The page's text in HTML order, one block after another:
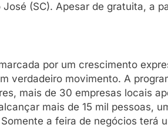
(SC). Apesar de gratuita, a
por um crescimento
verdadeiro movimento. A
mais de 30 empresas locais
mais de 15 mil pessoas,
a feira de negócios terá